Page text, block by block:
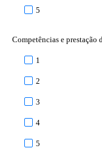
5
Competências e prestação
1
2
3
4
5